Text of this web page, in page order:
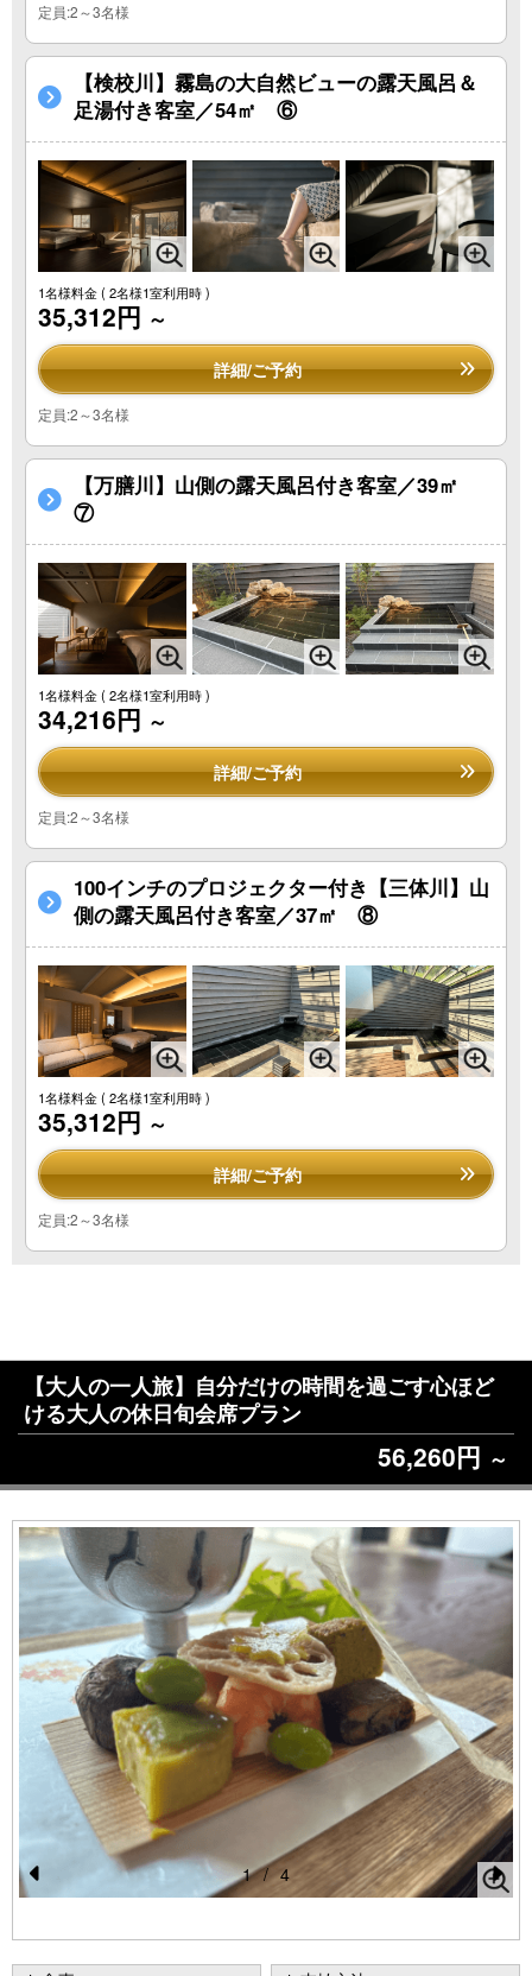
定員:2～3名様
【検校川】霧島の大自然ビューの露天風呂＆
足湯付き客室／54㎡ ⑥
1名様料金( 2名様1室利用時 )
35,312円 ～
詳細/ご予約
定員:2～3名様
【万膳川】山側の露天風呂付き客室／39㎡
⑦
1名様料金( 2名様1室利用時 )
34,216円 ～
詳細/ご予約
定員:2～3名様
100インチのプロジェクター付き【三体川】山
側の露天風呂付き客室／37㎡ ⑧
1名様料金( 2名様1室利用時 )
35,312円 ～
詳細/ご予約
定員:2～3名様
【大人の一人旅】自分だけの時間を過ごす心ほど
ける大人の休日旬会席プラン
56,260円 ～
Pr
e
N
e
1 / 4